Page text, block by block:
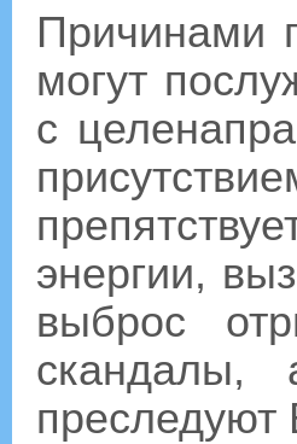
Причинами
могут
с
энергии,
выброс
скандалы,
преследуют